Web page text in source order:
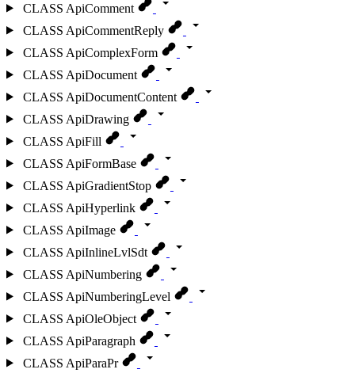
CLASS ApiComment
CLASS ApiCommentReply
CLASS ApiComplexForm
CLASS ApiDocument
CLASS ApiDocumentContent
CLASS ApiDrawing
CLASS ApiFill
CLASS ApiFormBase
CLASS ApiGradientStop
CLASS ApiHyperlink
CLASS ApiImage
CLASS ApiInlineLvlSdt
CLASS ApiNumbering
CLASS ApiNumberingLevel
CLASS ApiOleObject
CLASS ApiParagraph
CLASS ApiParaPr